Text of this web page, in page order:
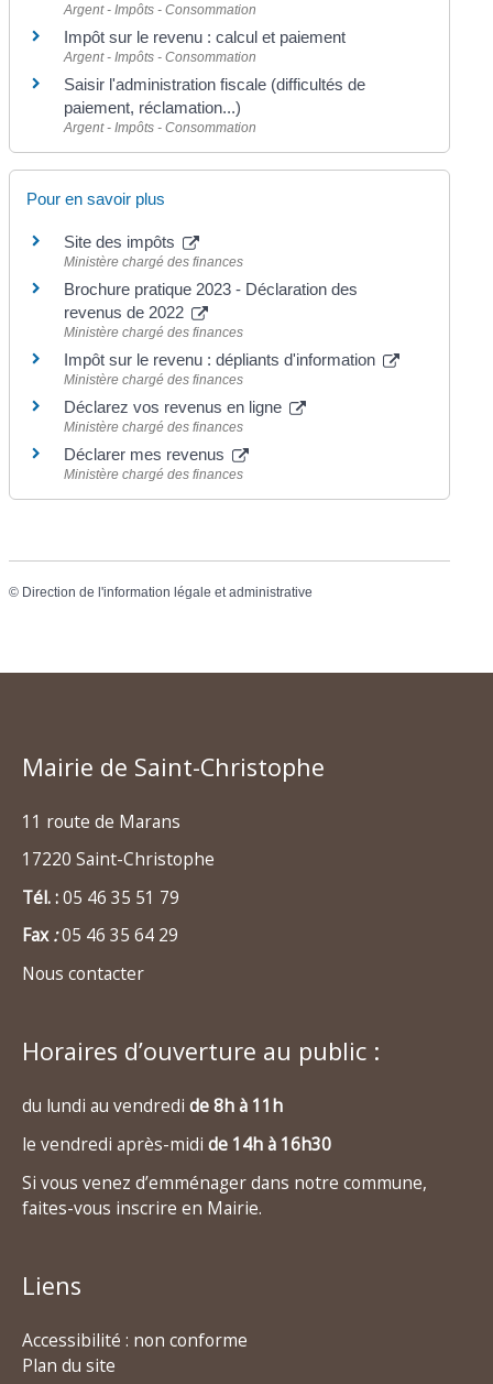
Argent - Impôts - Consommation
Impôt sur le revenu : calcul et paiement
Argent - Impôts - Consommation
Saisir l'administration fiscale (difficultés de
paiement, réclamation...)
Argent - Impôts - Consommation
Pour en savoir plus
Site des impôts
Ministère chargé des finances
Brochure pratique 2023 - Déclaration des
revenus de 2022
Ministère chargé des finances
Impôt sur le revenu : dépliants d'information
Ministère chargé des finances
Déclarez vos revenus en ligne
Ministère chargé des finances
Déclarer mes revenus
Ministère chargé des finances
© Direction de l'information légale et administrative
Mairie de Saint-Christophe
11 route de Marans
17220 Saint-Christophe
Tél. :05 46 35 51 79
Fax:05 46 35 64 29
Nous contacter
Horaires d’ouverture au public :
du lundi au vendredi de 8h à 11h
le vendredi après-midi de 14h à 16h30
Si vous venez d’emménager dans notre commune,
faites-vous inscrire en Mairie.
Liens
Accessibilité : non conforme
Plan du site